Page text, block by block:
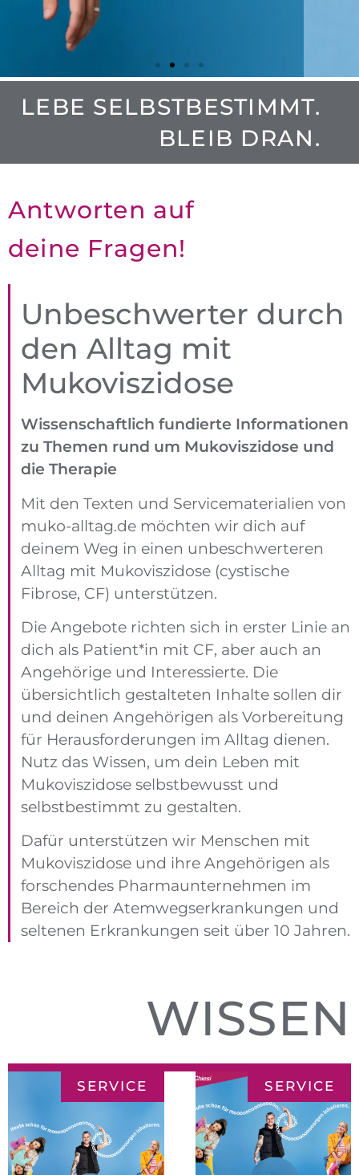
LEBE SELBSTBESTIMMT.
BLEIB DRAN.
Antworten auf
deine Fragen!
Unbe­schwerter durch
den Alltag mit
Mukoviszidose
Wissenschaftlich fundierte Informationen
zu Themen rund um Muko­viszidose und
die Therapie
Mit den Texten und Service­materialien von
muko-alltag.de möchten wir dich auf
deinem Weg in einen unbeschwer­teren
Alltag mit Mukoviszidose (cystische
Fibrose, CF) unter­stützen.
Die Angebote richten sich in erster Linie an
dich als Patient*in mit CF, aber auch an
Angehörige und Interessierte. Die
übersichtlich gestalteten Inhalte sollen dir
und deinen Angehörigen als Vorbereitung
für Herausforderungen im Alltag dienen.
Nutz das Wissen, um dein Leben mit
Mukoviszidose selbstbewusst und
selbstbestimmt zu gestalten.
Dafür unterstützen wir Menschen mit
Mukoviszidose und ihre Angehörigen als
forschendes Pharmaunternehmen im
Bereich der Atemwegserkrankungen und
seltenen Erkrankungen seit über 10 Jahren.
WISSEN
SERVICE SERVICE